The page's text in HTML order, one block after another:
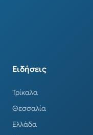
Ειδήσεις
Τρίκαλα
Θεσσαλία
Ελλάδα